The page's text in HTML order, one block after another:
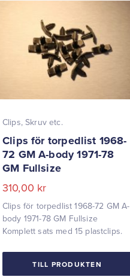
Clips, Skruv etc.
Clips för torpedlist 1968-
72 GM A-body 1971-78
GM Fullsize
310,00 kr
Clips för torpedlist 1968-72 GM A-
body 1971-78 GM Fullsize
Komplett sats med 15 plastclips.
TILL PRODUKTEN